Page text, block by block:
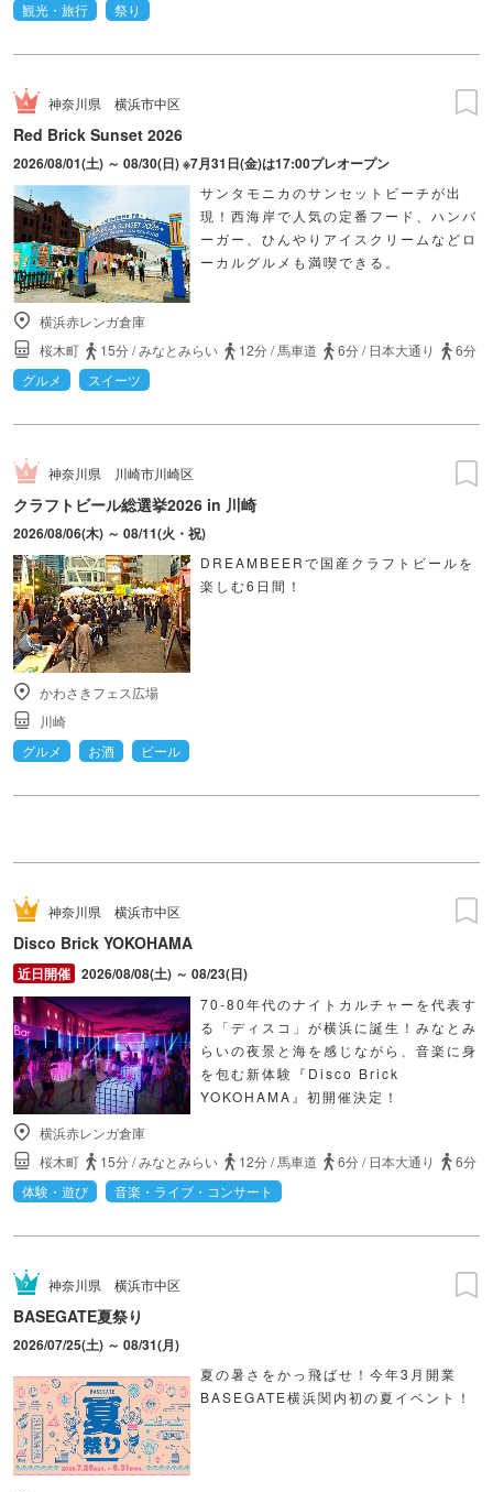
観光・旅行 祭り
神奈川県 横浜市中区
Red Brick Sunset 2026
2026/08/01(土) ～ 08/30(日) ※7月31日(金)は17:00プレオープン
サンタモニカのサンセットビーチが出
現！西海岸で人気の定番フード、ハンバ
ーガー、ひんやりアイスクリームなどロ
ーカルグルメも満喫できる。
横浜赤レンガ倉庫
桜木町
15分/みなとみらい 12分/馬車道 6分/ 日本大通り
6分
グルメ
スイーツ
神奈川県 川崎市川崎区
クラフトビール総選挙2026 in 川崎
2026/08/06(木) ～ 08/11(火・祝)
DREAMBEERで国産クラフトビールを
楽しむ6日間！
かわさきフェス広場
川崎
グルメ
お酒 ビール
神奈川県 横浜市中区
Disco Brick YOKOHAMA
2026/08/08(土) ～ 08/23(日)
70-80年代のナイトカルチャーを代表す
る「ディスコ」が横浜に誕生！みなとみ
らいの夜景と海を感じながら、音楽に身
を包む新体験『Disco Brick
YOKOHAMA』初開催決定！
横浜赤レンガ倉庫
桜木町
15分/みなとみらい 12分/馬車道 6分/ 日本大通り
6分
体験・遊び
音楽・ライブ・コンサート
神奈川県 横浜市中区
BASEGATE夏祭り
2026/07/25(土) ～ 08/31(月)
夏の暑さをかっ飛ばせ！今年3月開業
BASEGATE横浜関内初の夏イベント！